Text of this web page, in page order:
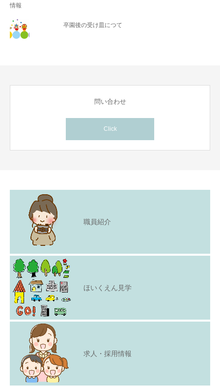
卒園後の受け皿につて
問い合わせ
Click
職員紹介
ほいくえん見学
求人・採用情報